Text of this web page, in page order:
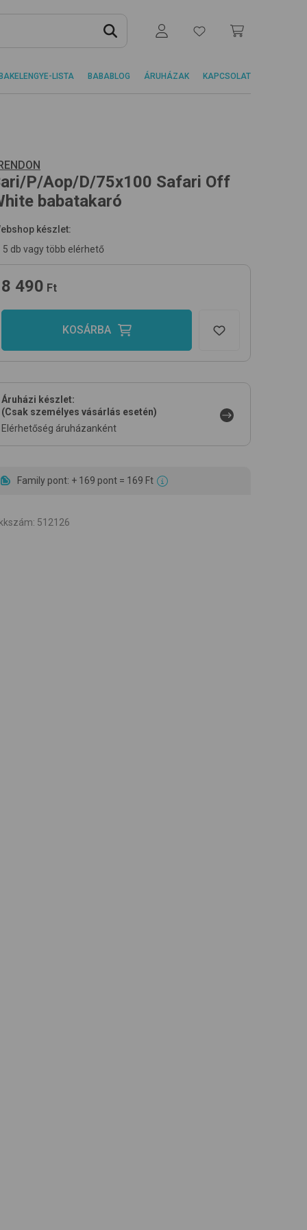
LISTA BABABLOG ÁRUHÁZAK KAPCSOLAT
P/Aop/D/75x100 Safari Off
babatakaró
készlet:
5 db vagy több elérhető
8 490 Ft
KOSÁRBA
Áruházi készlet:
(Csak személyes vásárlás esetén)
Elérhetőség áruházanként
Family pont: + 169 pont = 169 Ft
: 512126